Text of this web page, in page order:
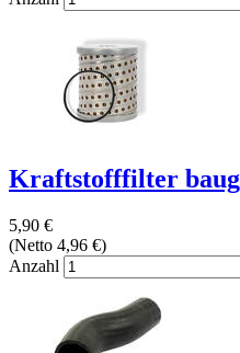
Kraftstofffilter
5,90 €
(Netto 4,96 €)
Anzahl